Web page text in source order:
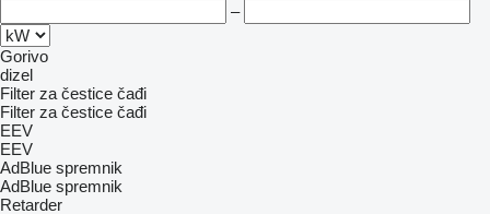
–
Gorivo
dizel
Filter za čestice čađi
Filter za čestice čađi
EEV
EEV
AdBlue spremnik
AdBlue spremnik
Retarder